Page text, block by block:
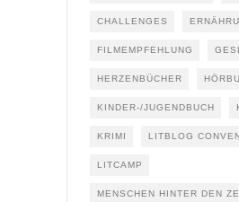
CHALLENGES
FILMEMPFEHLUNG
HERZENBÜCHER
KINDER-/JUGENDBUCH
KRIMI LITBLOG
LITCAMP
MENSCHEN HINTER DEN